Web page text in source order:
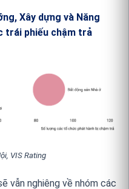
, Xây dựng và Năng
trái phiếu chậm trả
VIS Rating
vẫn nghiêng về nhóm các